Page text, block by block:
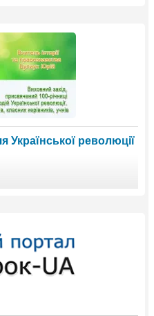
Української революції